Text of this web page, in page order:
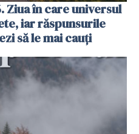
Ziua în care universul
iar răspunsurile
să le mai cauți